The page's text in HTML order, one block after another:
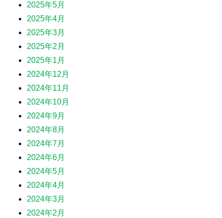
2025年5月
2025年4月
2025年3月
2025年2月
2025年1月
2024年12月
2024年11月
2024年10月
2024年9月
2024年8月
2024年7月
2024年6月
2024年5月
2024年4月
2024年3月
2024年2月